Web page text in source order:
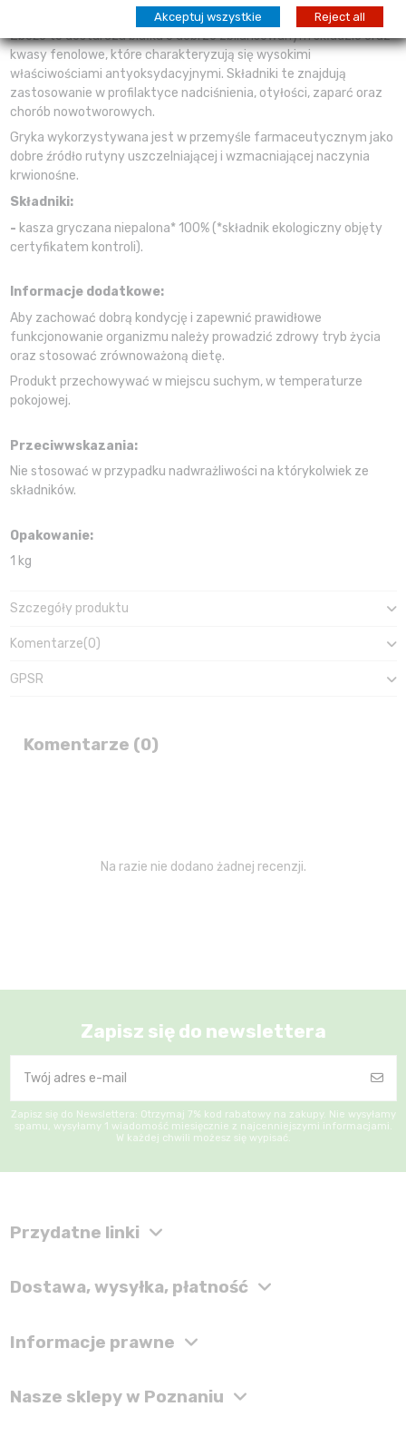
Zboże to dostarcza białka o dobrze zbilansowanym składzie oraz
kwasy fenolowe, które charakteryzują się wysokimi
właściwościami antyoksydacyjnymi. Składniki te znajdują
zastosowanie w profilaktyce nadciśnienia, otyłości, zaparć oraz
chorób nowotworowych.
Gryka wykorzystywana jest w przemyśle farmaceutycznym jako
dobre źródło rutyny uszczelniającej i wzmacniającej naczynia
krwionośne.
Składniki:
- kasza gryczana niepalona* 100% (*składnik ekologiczny objęty
certyfikatem kontroli).
Informacje dodatkowe:
Aby zachować dobrą kondycję i zapewnić prawidłowe
funkcjonowanie organizmu należy prowadzić zdrowy tryb życia
oraz stosować zrównoważoną dietę.
Produkt przechowywać w miejscu suchym, w temperaturze
pokojowej.
Przeciwwskazania:
Nie stosować w przypadku nadwrażliwości na którykolwiek ze
składników.
Opakowanie:
1 kg
Szczegóły produktu
Komentarze(0)
GPSR
Komentarze (0)
Na razie nie dodano żadnej recenzji.
Zapisz się do newslettera
Zapisz się do Newslettera: Otrzymaj 7% kod rabatowy na zakupy. Nie wysyłamy
spamu, wysyłamy 1 wiadomość miesięcznie z najcenniejszymi informacjami.
W każdej chwili możesz się wypisać.
Przydatne linki
Dostawa, wysyłka, płatność
Informacje prawne
Nasze sklepy w Poznaniu
Akceptuj wszystkie Reject all